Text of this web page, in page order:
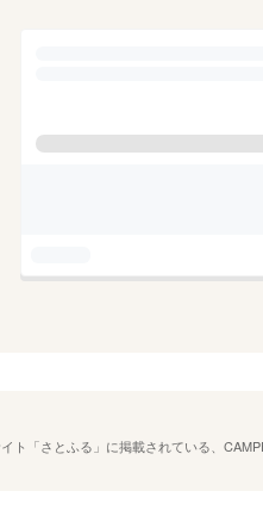
ト「さとふる」に掲載されている、